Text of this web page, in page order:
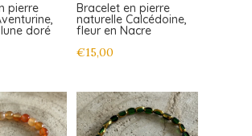
pierre
doré
Bracelet en pierre
naturelle Calcédoine,
fleur en Nacre
€15,00